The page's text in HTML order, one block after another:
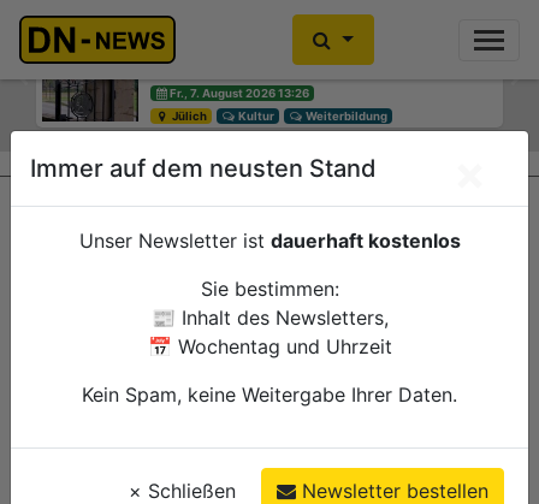
Diskussionen um Villa Buth:
Erinnerungsort oder Abriss?
Fr., 7. August 2026 13:26
Jülich
Kultur Weiterbildung
Einbrecher im Kleiderschrank
gefunden
Fr., 7. August 2026 10:30
Düren
Polizei
Previous
Immer auf dem neusten Stand
Unser Newsletter ist dauerhaft kostenlos
Sie bestimmen:
📰 Inhalt des Newsletters,
📅 Wochentag und Uhrzeit
Kein Spam, keine Weitergabe Ihrer Daten.
× Schließen Newsletter bestellen